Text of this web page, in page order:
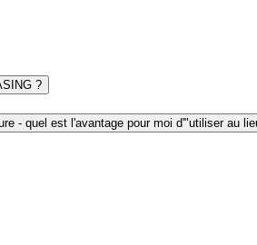
?
- quel est l'avantage pour moi d'"utiliser au